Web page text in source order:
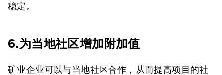
稳定。
6.为当地社区增加附加值
矿业企业可以与当地社区合作，从而提高项目的社